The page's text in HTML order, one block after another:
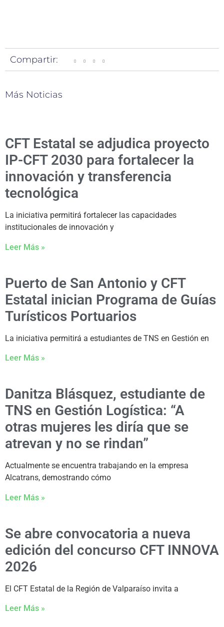
Compartir:
Más Noticias
CFT Estatal se adjudica proyecto
IP-CFT 2030 para fortalecer la
innovación y transferencia
tecnológica
La iniciativa permitirá fortalecer las capacidades
institucionales de innovación y
Leer Más »
Puerto de San Antonio y CFT
Estatal inician Programa de Guías
Turísticos Portuarios
La iniciativa permitirá a estudiantes de TNS en Gestión en
Leer Más »
Danitza Blásquez, estudiante de
TNS en Gestión Logística: “A
otras mujeres les diría que se
atrevan y no se rindan”
Actualmente se encuentra trabajando en la empresa
Alcatrans, demostrando cómo
Leer Más »
Se abre convocatoria a nueva
edición del concurso CFT INNOVA
2026
El CFT Estatal de la Región de Valparaíso invita a
Leer Más »